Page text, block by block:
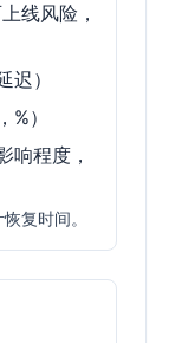
线风险，
）
）
响程度，
复时间。